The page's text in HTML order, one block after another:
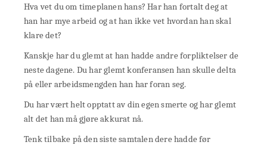
Hva vet du om timeplanen hans? Har han fortalt deg at
han har mye arbeid og at han ikke vet hvordan han skal
klare det?
Kanskje har du glemt at han hadde andre forpliktelser de
neste dagene. Du har glemt konferansen han skulle delta
på eller arbeidsmengden han har foran seg.
Du har vært helt opptatt av din egen smerte og har glemt
alt det han må gjøre akkurat nå.
Tenk tilbake på den siste samtalen dere hadde før